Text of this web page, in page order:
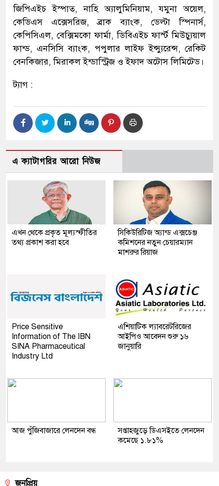
জিপিএইচ ইস্পাত, নাহি অ্যালুমিনিয়াম, যমুনা অয়েল,
কেডিএস এক্সেসরিজ, ব্রাক ব্যাংক, ডেল্টা স্পিনার্স,
কেপিসিএল, বেক্সিমকো ফার্মা, ডিবিএইচ ফার্স্ট মিউচ্যুয়াল
ফান্ড, এনসিসি ব্যাংক, পপুলার লাইফ ইন্স্যুরেন্স, রেকিট
বেনকিজার, মিরাকল ইন্ডাস্ট্রিজ ও ইফাদ অটোস লিমিটেড।
ট্যাগ :
এ ক্যাটাগরির আরো নিউজ
এখন থেকে প্রকৃত মূল্যস্ফীতির
তথ্য প্রকাশ করা হবে
সিকিউরিটিজ অ্যান্ড এক্সচেঞ্জ
কমিশনের নতুন চেয়ারম্যান
মাশরুর রিয়াজ
Price Sensitive
Information of The IBN
SINA Pharmaceutical
Industry Ltd
এশিয়াটিক ল্যাবরেটরিজের
আইপিও আবেদন শুরু ১৬
জানুয়ারি
আজ পুঁজিবাজারে লেনদেন বন্ধ
সপ্তাহজুড়ে ডিএসইতে লেনদেন
কমেছে ১.৮১%
জনপ্রিয়